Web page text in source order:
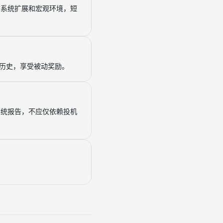
统扩展和宏观环境，短
，享受被动奖励。
报告，不应仅依赖投机